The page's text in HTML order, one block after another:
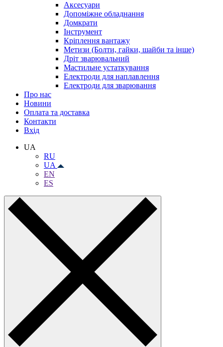
Аксесуари
Допоміжне обладнання
Домкрати
Інструмент
Кріплення вантажу
Метизи (Болти, гайки, шайби та інше)
Дріт зварювальний
Мастильне устаткування
Електроди для наплавлення
Електроди для зварювання
Про нас
Новини
Оплата та доставка
Контакти
Вхiд
UA
RU
UA
EN
ES